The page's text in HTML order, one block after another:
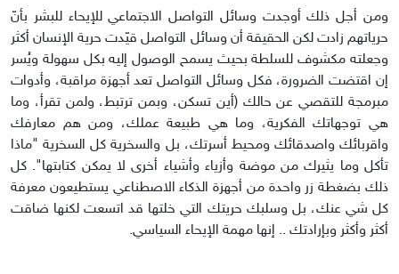
ومن أجل ذلك أوجدت وسائل التواصل الاجتماعي للإيحاء للبشر بأنّ
حرياتهم زادت لكن الحقيقة أن وسائل التواصل قيّدت حرية الإنسان أكثر
وجعلته مكشوف للسلطة بحيث يسمح الوصول إليه بكل سهولة ويُسر
إن اقتضت الضرورة، فكل وسائل التواصل تعد أجهزة مراقبة، وأدوات
مبرمجة للتقصي عن حالك (أين تسكن، وبمن ترتبط، ولمن تقرأ، وما
هي توجهاتك الفكرية، وما هي طبيعة عملك، ومن هم معارفك
واقربائك واصدقائك ومحيط أسرتك، بل والسخرية كل السخرية "ماذا
تأكل وما يثيرك من موضة وأزياء وأشياء أخرى لا يمكن كتابتها". كل
ذلك بضغطة زر واحدة من أجهزة الذكاء الاصطناعي يستطيعون معرفة
كل شي عنك، بل وسلبك حريتك التي خلتها قد اتسعت لكنها ضاقت
أكثر وأكثر وبإرادتك .. إنها مهمة الإيحاء السياسي.